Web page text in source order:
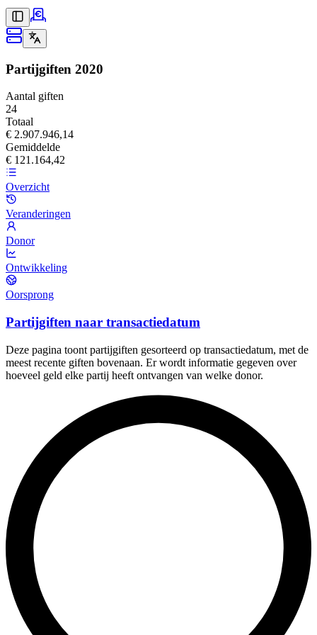
Partijgiften 2020
Aantal giften
24
Totaal
€ 2.907.946,14
Gemiddelde
€ 121.164,42
Overzicht
Veranderingen
Donor
Ontwikkeling
Oorsprong
Partijgiften naar transactiedatum
Deze pagina toont partijgiften gesorteerd op transactiedatum, met de
meest recente giften bovenaan. Er wordt informatie gegeven over
hoeveel geld elke partij heeft ontvangen van welke donor.